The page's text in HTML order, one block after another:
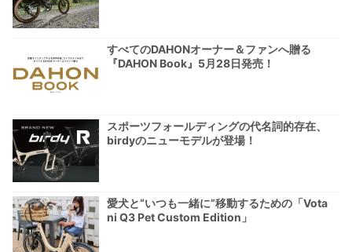
すべてのDAHONオーナー＆ファンへ贈る
『DAHON Book』5月28日発売！
スポーツフォールディングの代名詞的存在、
birdyのニューモデルが登場！
愛犬と“いつも一緒に”移動するための「Vota
ni Q3 Pet Custom Edition」